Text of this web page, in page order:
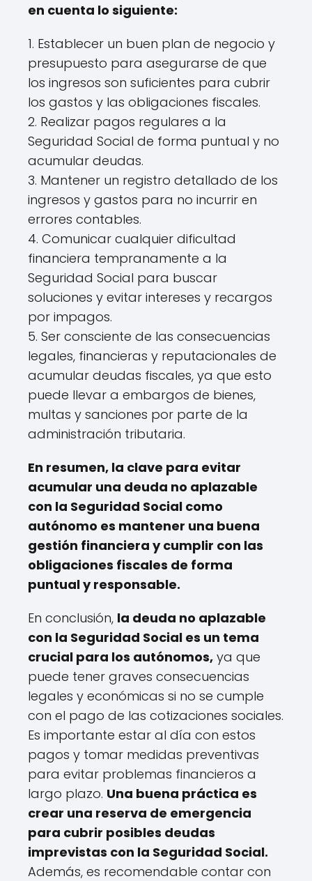
en cuenta lo siguiente:
1. Establecer un buen plan de negocio y
presupuesto para asegurarse de que
los ingresos son suficientes para cubrir
los gastos y las obligaciones fiscales.
2. Realizar pagos regulares a la
Seguridad Social de forma puntual y no
acumular deudas.
3. Mantener un registro detallado de los
ingresos y gastos para no incurrir en
errores contables.
4. Comunicar cualquier dificultad
financiera tempranamente a la
Seguridad Social para buscar
soluciones y evitar intereses y recargos
por impagos.
5. Ser consciente de las consecuencias
legales, financieras y reputacionales de
acumular deudas fiscales, ya que esto
puede llevar a embargos de bienes,
multas y sanciones por parte de la
administración tributaria.
En resumen, la clave para evitar
acumular una deuda no aplazable
con la Seguridad Social como
autónomo es mantener una buena
gestión financiera y cumplir con las
obligaciones fiscales de forma
puntual y responsable.
En conclusión, la deuda no aplazable
con la Seguridad Social es un tema
crucial para los autónomos, ya que
puede tener graves consecuencias
legales y económicas si no se cumple
con el pago de las cotizaciones sociales.
Es importante estar al día con estos
pagos y tomar medidas preventivas
para evitar problemas financieros a
largo plazo. Una buena práctica es
crear una reserva de emergencia
para cubrir posibles deudas
imprevistas con la Seguridad Social.
Además, es recomendable contar con